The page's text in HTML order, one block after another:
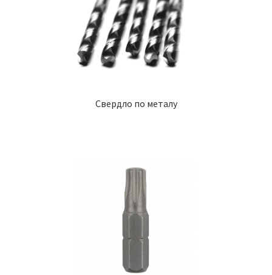
Свердло по металу